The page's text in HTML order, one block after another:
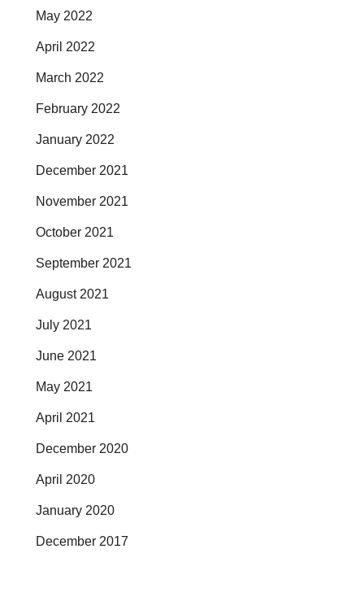
May 2022
April 2022
March 2022
February 2022
January 2022
December 2021
November 2021
October 2021
September 2021
August 2021
July 2021
June 2021
May 2021
April 2021
December 2020
April 2020
January 2020
December 2017